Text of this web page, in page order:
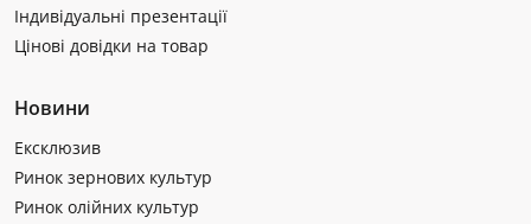
Індивідуальні презентації
Цінові довідки на товар
Новини
Ексклюзив
Ринок зернових культур
Ринок олійних культур